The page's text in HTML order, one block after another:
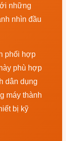
những
nhìn đầu
phối hợp
phù hợp
dân dụng
máy thành
bị kỹ